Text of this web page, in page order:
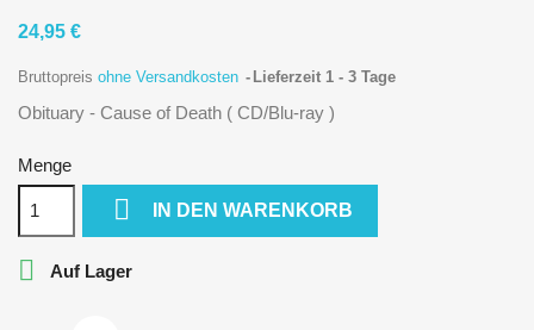
24,95 €
Bruttopreis ohne Versandkosten Lieferzeit 1 - 3 Tage
Obituary - Cause of Death ( CD/Blu-ray )
Menge
 IN DEN WARENKORB
 Auf Lager